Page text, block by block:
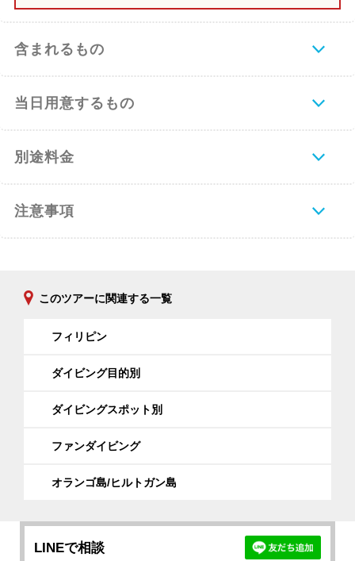
17:00 ショップに戻る、ログ付け(昼食)
含まれるもの
当日用意するもの
別途料金
注意事項
このツアーに関連する一覧
フィリピン
ダイビング目的別
ダイビングスポット別
ファンダイビング
オランゴ島/ヒルトガン島
LINEで相談